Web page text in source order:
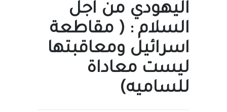
اليهودي من اجل
السلام : ( مقاطعة
اسرائيل ومعاقبتها
ليست معاداة
للساميه)